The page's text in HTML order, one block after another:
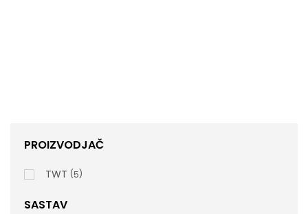
PROIZVODJAČ
TWT 5
SASTAV